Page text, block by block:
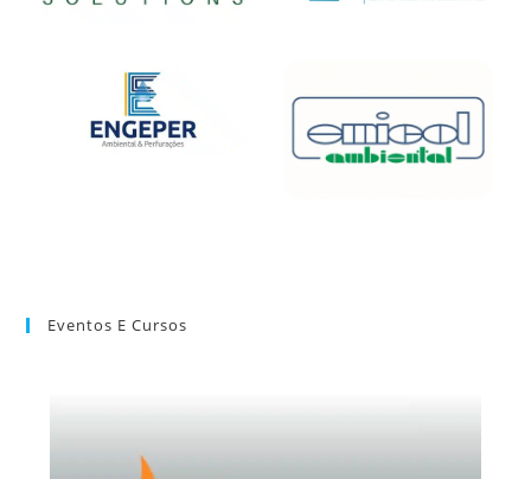
Eventos E Cursos